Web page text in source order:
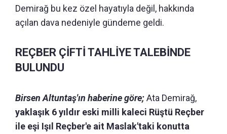
Demirağ bu kez özel hayatıyla değil, hakkında
açılan dava nedeniyle gündeme geldi.
REÇBER ÇİFTİ TAHLİYE TALEBİNDE
BULUNDU
Birsen Altuntaş'ın haberine göre;Ata Demirağ,
yaklaşık 6 yıldır eski milli kaleci Rüştü Reçber
ile eşi Işıl Reçber'e ait Maslak'taki konutta